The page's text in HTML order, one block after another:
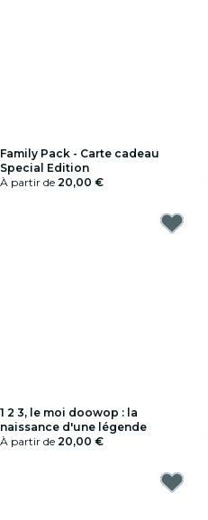
Family Pack - Carte cadeau
Special Edition
À partir de 20,00 €
1 2 3, le moi doowop : la
naissance d'une légende
À partir de 20,00 €